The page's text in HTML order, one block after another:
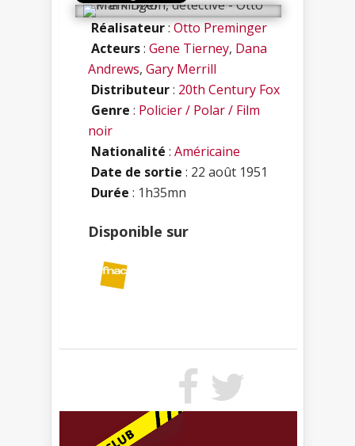
Réalisateur: Otto Preminger
Acteurs: Gene Tierney, Dana
Andrews, Gary Merrill
Distributeur: 20th Century Fox
Genre : Policier / Polar / Film
noir
Nationalité : Américaine
Date de sortie : 22 août 1951
Durée : 1h35mn
Disponible sur